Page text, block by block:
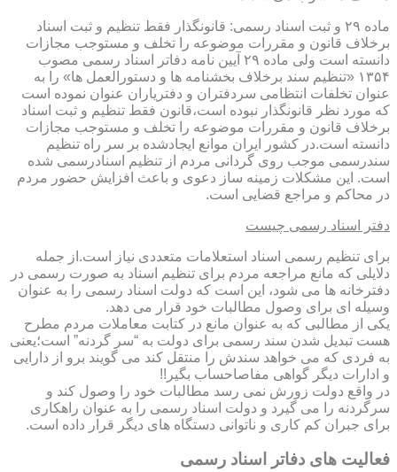
ماده ۲۹ و ثبت اسناد رسمی: قانونگذار فقط تنظیم و ثبت اسناد
برخلاف قانون و مقررات موضوعه را تخلف و مستوجب مجازات
دانسته است ولی ماده ۲۹ آیین نامه دفاتر اسناد رسمی مصوب
۱۳۵۴ «تنظیم سند برخلاف بخشنامه ها و دستورالعمل ها» را به
عنوان تخلفات انتظامی سردفتران و دفتریاران عنوان نموده است
که مورد نظر قانونگذار نبوده است،قانون فقط تنظیم و ثبت اسناد
برخلاف قانون و مقررات موضوعه را تخلف و مستوجب مجازات
دانسته است.در کشور ایران موانع ایجادشده بر سر راه تنظیم
سندرسمی موجب روی گردانی مردم از تنظیم اسنادرسمی شده
است. این مشکلات زمینه ساز دعوی و باعث افزایش حضور مردم
در محاکم و مراجع قضایی است.
دفتر اسناد رسمی چیست
برای تنظیم رسمی اسناد استعلامات متعددی نیاز است.از جمله
دلایلی که مانع مراجعه مردم برای تنظیم اسناد به صورت رسمی در
دفترخانه ها می شود، این است که دولت اسناد رسمی را به عنوان
وسیله ای برای وصول مطالبات خود قرار می دهد.
یکی از مطالبی که به عنوان مانع در کتابت معاملات مردم مطرح
هست تبدیل شدن سند رسمی برای دولت به “سر گردنه” است؛یعنی
به فردی که می خواهد سندش را منتقل کند می گویند برو از دارایی
و ادارات دیگر گواهی مفاصاحساب بگیر!!
در واقع دولت زورش نمی رسد مطالبات خود را وصول کند و
سرگردنه را می گیرد و دولت اسناد رسمی را به عنوان راهکاری
برای جبران کم کاری و ناتوانی دستگاه های دیگر قرار داده است.
فعالیت های دفاتر اسناد رسمی